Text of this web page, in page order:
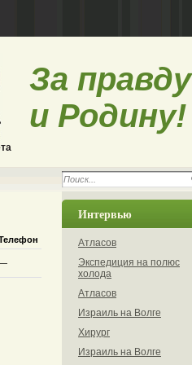
За правду
и Родину!
Интервью
Атласов
Экспедиция на полюс
холода
Атласов
Израиль на Волге
Хирург
Израиль на Волге